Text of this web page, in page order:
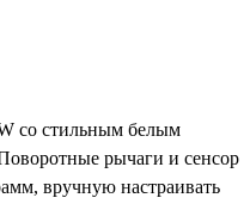
со стильным белым
рычаги и сенсор
вручную настраивать